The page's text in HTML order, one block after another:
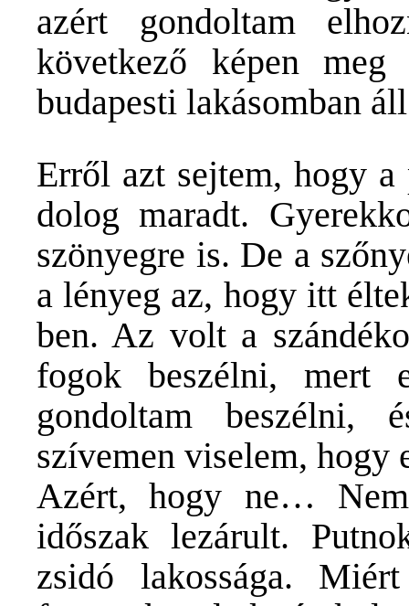
azért gondoltam
következő képen
budapesti lakásomban
Erről azt sejtem, hogy
dolog maradt.
szönyegre is. De a
a lényeg az, hogy itt
ben. Az volt a
fogok beszélni, mert
gondoltam
szívemen viselem, hogy
Azért, hogy ne…
időszak lezárult.
zsidó lakossága.